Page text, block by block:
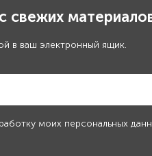
свежих
в ваш электронный ящик.
моих персональных